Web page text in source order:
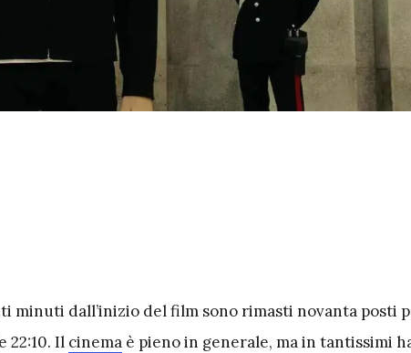
minuti dall’inizio del film sono rimasti novanta posti
22:10. Il cinema è pieno in generale, ma in tantissimi